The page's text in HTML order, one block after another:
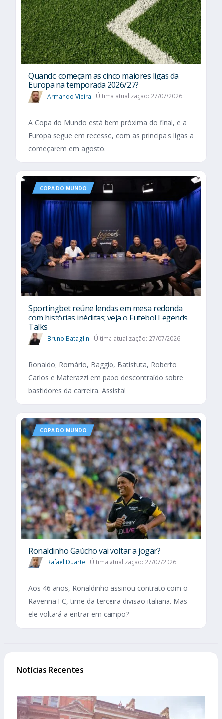
Quando começam as cinco maiores ligas da
Europa na temporada 2026/27?
Armando Vieira Última atualização: 27/07/2026
A Copa do Mundo está bem próxima do final, e a
Europa segue em recesso, com as principais ligas a
começarem em agosto.
COPA DO MUNDO
Sportingbet reúne lendas em mesa redonda
com histórias inéditas; veja o Futebol Legends
Talks
Bruno Bataglin Última atualização: 27/07/2026
Ronaldo, Romário, Baggio, Batistuta, Roberto
Carlos e Materazzi em papo descontraído sobre
bastidores da carreira. Assista!
COPA DO MUNDO
Ronaldinho Gaúcho vai voltar a jogar?
Rafael Duarte Última atualização: 27/07/2026
Aos 46 anos, Ronaldinho assinou contrato com o
Ravenna FC, time da terceira divisão italiana. Mas
ele voltará a entrar em campo?
Notícias Recentes